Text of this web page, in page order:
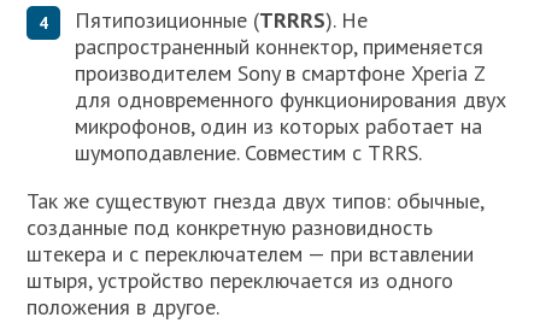
Пятипозиционные (TRRRS). Не
распространенный коннектор, применяется
производителем Sony в смартфоне Xperia Z
для одновременного функционирования двух
микрофонов, один из которых работает на
шумоподавление. Совместим с TRRS.
Так же существуют гнезда двух типов: обычные,
созданные под конкретную разновидность
штекера и с переключателем — при вставлении
штыря, устройство переключается из одного
положения в другое.